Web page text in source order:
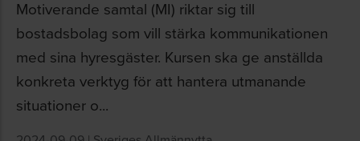
Motiverande samtal (MI) riktar sig till
bostadsbolag som vill stärka kommunikationen
med sina hyresgäster. Kursen ska ge anställda
konkreta verktyg för att hantera utmanande
situationer o...